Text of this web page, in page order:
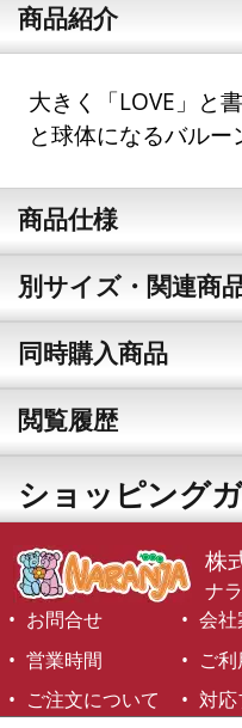
商品紹介
大きく「LOVE」と
と球体になるバルー
商品仕様
別サイズ・関連商
同時購入商品
閲覧履歴
ショッピング
株
ナ
お問合せ
会社
営業時間
ご
ご注文について
対